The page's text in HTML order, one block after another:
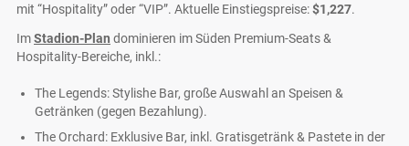
mit “Hospitality” oder “VIP”. Aktuelle Einstiegspreise:$1,227.
ImStadion-Plan dominieren im Süden Premium-Seats &
Hospitality-Bereiche, inkl.:
The Legends: Stylishe Bar, große Auswahl an Speisen &
Getränken (gegen Bezahlung).
The Orchard: Exklusive Bar, inkl. Gratisgetränk & Pastete in der